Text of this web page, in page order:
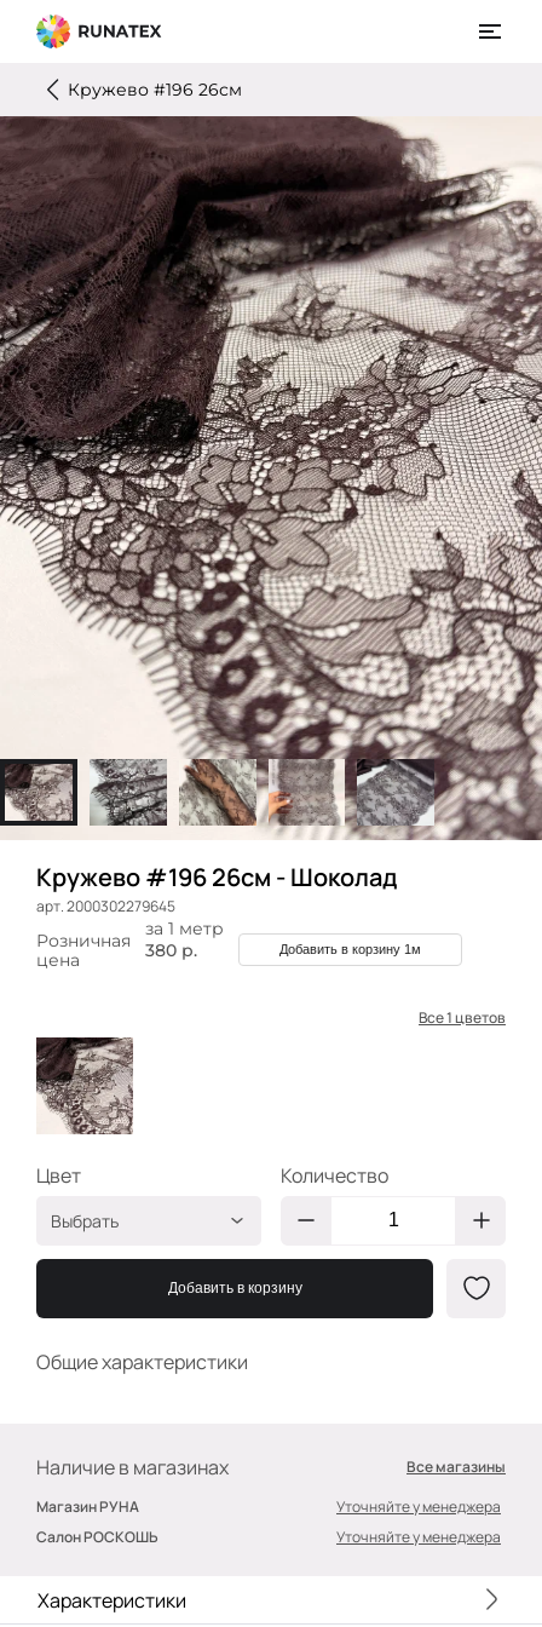
Кружево #196 26см
Кружево #196 26см - Шоколад
арт. 2000302279645
Общие характеристики
за 1 метр
Розничная
цена
380 р. Добавить в корзину 1м
Все 1 цветов
Наличие в магазинах
Все магазины
Магазин РУНА
Уточняйте у менеджера
Салон РОСКОШЬ
Уточняйте у менеджера
Цвет
Выбрать
Шоколад
2000302279645
Количество
Добавить в корзину
Характеристики